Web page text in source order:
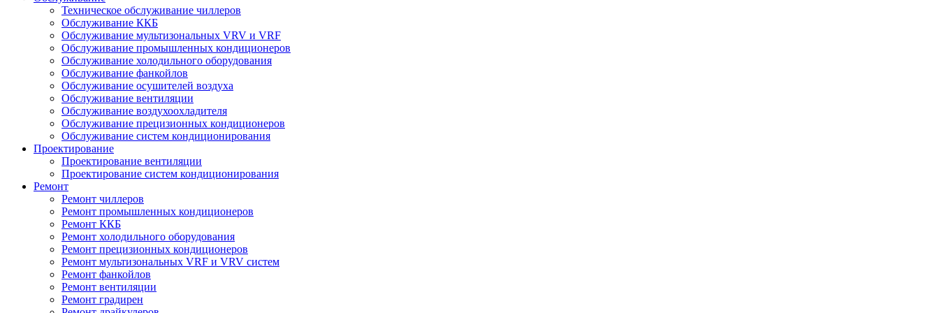
Техническое обслуживание чиллеров
Обслуживание ККБ
Обслуживание мультизональных VRV и VRF
Обслуживание промышленных кондиционеров
Обслуживание холодильного оборудования
Обслуживание фанкойлов
Обслуживание осушителей воздуха
Обслуживание вентиляции
Обслуживание воздухоохладителя
Обслуживание прецизионных кондиционеров
Обслуживание систем кондиционирования
Проектирование
Проектирование вентиляции
Проектирование систем кондиционирования
Ремонт
Ремонт чиллеров
Ремонт промышленных кондиционеров
Ремонт ККБ
Ремонт холодильного оборудования
Ремонт прецизионных кондиционеров
Ремонт мультизональных VRF и VRV систем
Ремонт фанкойлов
Ремонт вентиляции
Ремонт градирен